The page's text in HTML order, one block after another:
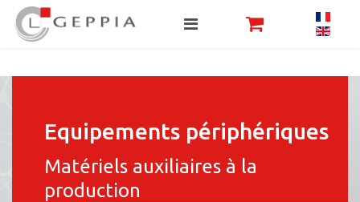
Equipements périphériques
Matériels auxiliaires à la
production